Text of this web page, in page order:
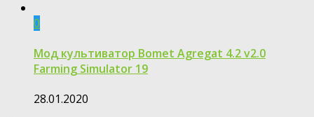
0
Мод культиватор Bomet Agregat 4.2 v2.0
Farming Simulator 19
28.01.2020